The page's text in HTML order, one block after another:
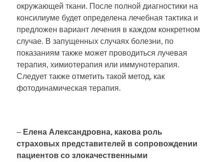
окружающей ткани. После полной диагностики на
консилиуме будет определена лечебная тактика и
предложен вариант лечения в каждом конкретном
случае. В запущенных случаях болезни, по
показаниям также может проводиться лучевая
терапия, химиотерапия или иммунотерапия.
Следует также отметить такой метод, как
фотодинамическая терапия.
– Елена Александровна, какова роль
страховых представителей в сопровождении
пациентов со злокачественными